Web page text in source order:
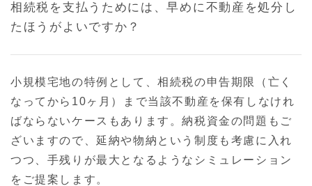
相続税を支払うためには、早めに不動産を処分し
たほうがよいですか？
小規模宅地の特例として、相続税の申告期限（亡く
なってから10ヶ月）まで当該不動産を保有しなけれ
ばならないケースもあります。納税資金の問題もご
ざいますので、延納や物納という制度も考慮に入れ
つつ、手残りが最大となるようなシミュレーション
をご提案します。